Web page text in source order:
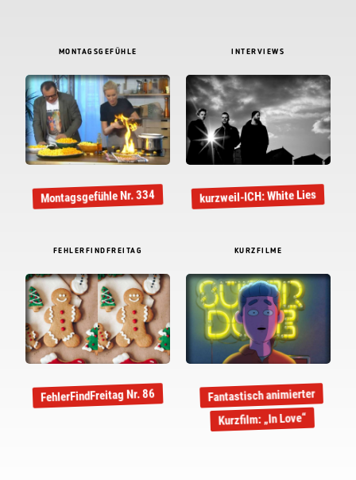
MONTAGSGEFÜHLE
Montagsgefühle Nr. 334
INTERVIEWS
kurzweil-ICH: White Lies
FEHLERFINDFREITAG
FehlerFindFreitag Nr. 86
KURZFILME
Fantastisch animierter
Kurzfilm: „In Love“